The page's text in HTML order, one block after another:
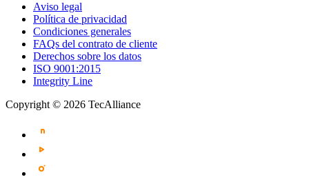
Aviso legal
Política de privacidad
Condiciones generales
FAQs del contrato de cliente
Derechos sobre los datos
ISO 9001:2015
Integrity Line
Copyright © 2026 TecAlliance